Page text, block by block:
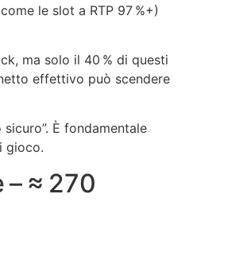
le slot a RTP 97 %+)
ma solo il 40 % di questi
effettivo può scendere
È fondamentale
gioco.
≈ 270